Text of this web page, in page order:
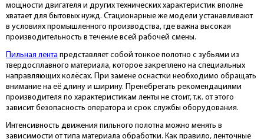
мощности двигателя и других технических характеристик вполне
хватает для бытовых нужд. Стационарные же модели устанавливают
в условиях промышленного производства, где важна высокая
производительность в течение всей рабочей смены.
Пильная лента представляет собой тонкое полотно с зубьями из
твердосплавного материала, которое закреплено на специальных
направляющих колёсах. При замене оснастки необходимо обращать
внимание на её длину и ширину. Пренебрегать рекомендациями
производителя по характеристикам ленты не стоит, т.к. от этого
зависит безопасность оператора и срок службы оборудования.
Интенсивность движения пильного полотна можно менять в
зависимости от типа материала обработки. Как правило, ленточные